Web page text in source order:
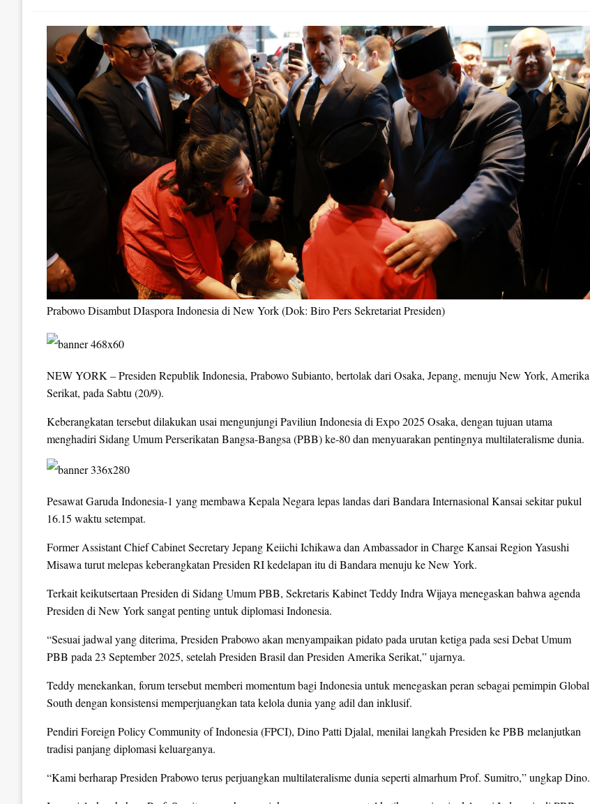
Prabowo Disambut DIaspora Indonesia di New York (Dok: Biro Pers Sekretariat Presiden)
NEW YORK – Presiden Republik Indonesia, Prabowo Subianto, bertolak dari Osaka, Jepang, menuju New York, Amerika
Serikat, pada Sabtu (20/9).
Keberangkatan tersebut dilakukan usai mengunjungi Paviliun Indonesia di Expo 2025 Osaka, dengan tujuan utama
menghadiri Sidang Umum Perserikatan Bangsa-Bangsa (PBB) ke-80 dan menyuarakan pentingnya multilateralisme dunia.
Pesawat Garuda Indonesia-1 yang membawa Kepala Negara lepas landas dari Bandara Internasional Kansai sekitar pukul
16.15 waktu setempat.
Former Assistant Chief Cabinet Secretary Jepang Keiichi Ichikawa dan Ambassador in Charge Kansai Region Yasushi
Misawa turut melepas keberangkatan Presiden RI kedelapan itu di Bandara menuju ke New York.
Terkait keikutsertaan Presiden di Sidang Umum PBB, Sekretaris Kabinet Teddy Indra Wijaya menegaskan bahwa agenda
Presiden di New York sangat penting untuk diplomasi Indonesia.
“Sesuai jadwal yang diterima, Presiden Prabowo akan menyampaikan pidato pada urutan ketiga pada sesi Debat Umum
PBB pada 23 September 2025, setelah Presiden Brasil dan Presiden Amerika Serikat,” ujarnya.
Teddy menekankan, forum tersebut memberi momentum bagi Indonesia untuk menegaskan peran sebagai pemimpin Global
South dengan konsistensi memperjuangkan tata kelola dunia yang adil dan inklusif.
Pendiri Foreign Policy Community of Indonesia (FPCI), Dino Patti Djalal, menilai langkah Presiden ke PBB melanjutkan
tradisi panjang diplomasi keluarganya.
“Kami berharap Presiden Prabowo terus perjuangkan multilateralisme dunia seperti almarhum Prof. Sumitro,” ungkap Dino.